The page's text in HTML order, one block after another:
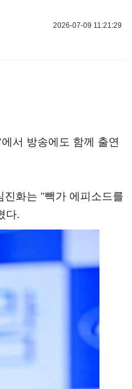
2026-07-09 11:21:29
서 방송에도 함께 출연
진화는 "빽가 에피소드를
다.